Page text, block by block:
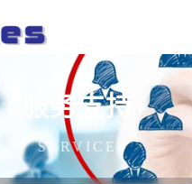
服务支持
SERVICE